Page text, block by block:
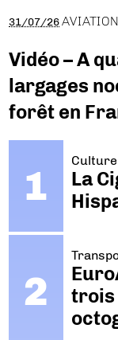
31/07/26
Vidéo – A
largages
forêt en
La
trois